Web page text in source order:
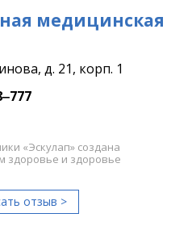
медицинская
д. 21, корп. 1
«Эскулап» создана
здоровье и здоровье
отзыв >